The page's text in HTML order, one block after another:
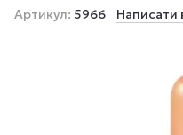
Артикул: 5966 Написати